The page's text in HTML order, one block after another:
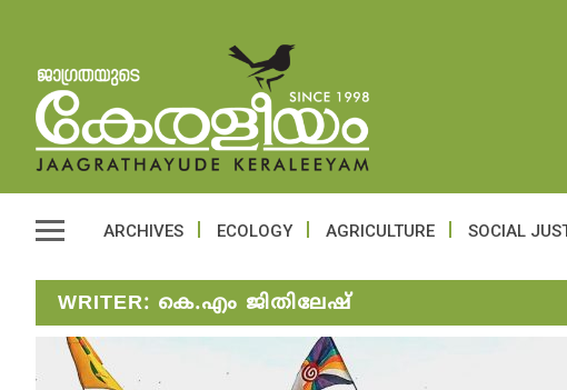
ARCHIVES ECOLOGY AGRICULTURE SOCIAL
WRITER: കെ.എം ജിതിലേഷ്